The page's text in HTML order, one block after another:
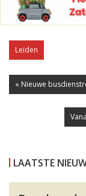
Leiden
« Nieuwe
LAATSTE